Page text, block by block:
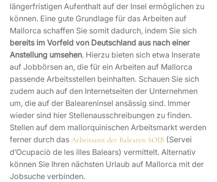
längerfristigen Aufenthalt auf der Insel ermöglichen zu
können. Eine gute Grundlage für das Arbeiten auf
Mallorca schaffen Sie somit dadurch, indem Sie sich
bereits im Vorfeld von Deutschland aus nach einer
Anstellung umsehen. Hierzu bieten sich etwa Inserate
auf Jobbörsen an, die für ein Arbeiten auf Mallorca
passende Arbeitsstellen beinhalten. Schauen Sie sich
zudem auch auf den Internetseiten der Unternehmen
um, die auf der Baleareninsel ansässig sind. Immer
wieder sind hier Stellenausschreibungen zu finden.
Stellen auf dem mallorquinischen Arbeitsmarkt werden
ferner durch das Arbeitsamt der Balearen SOIB (Servei
d’Ocupaciò de les illes Balears) vermittelt. Alternativ
können Sie Ihren nächsten Urlaub auf Mallorca mit der
Jobsuche verbinden.